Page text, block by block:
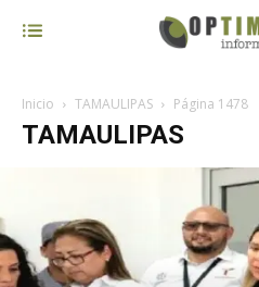
Inicio TAMAULIPAS Página 1478
TAMAULIPAS